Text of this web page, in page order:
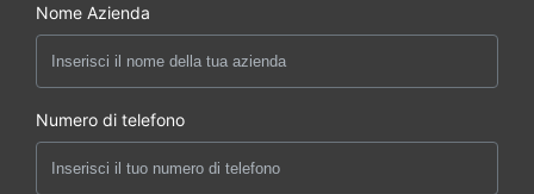
Nome Azienda
Numero di telefono